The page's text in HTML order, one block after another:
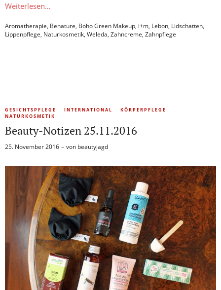
Weiterlesen…
Aromatherapie, Benature, Boho Green Makeup, i+m, Lebon, Lidschatten,
Lippenpflege, Naturkosmetik, Weleda, Zahncreme, Zahnpflege
GESICHTSPFLEGE INTERNATIONAL
KÖRPERPFLEGE
NATURKOSMETIK
Beauty-Notizen 25.11.2016
25. November 2016 von beautyjagd